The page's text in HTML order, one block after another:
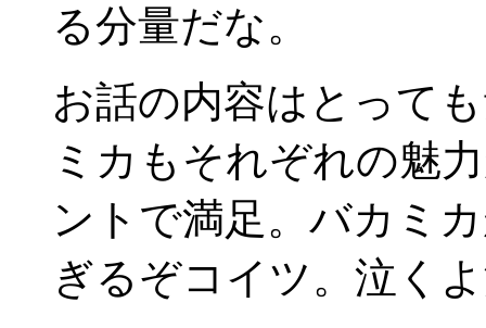
る分量だな。
お話の内容はとって
ミカもそれぞれの魅
ントで満足。バカミ
ぎるぞコイツ。泣く